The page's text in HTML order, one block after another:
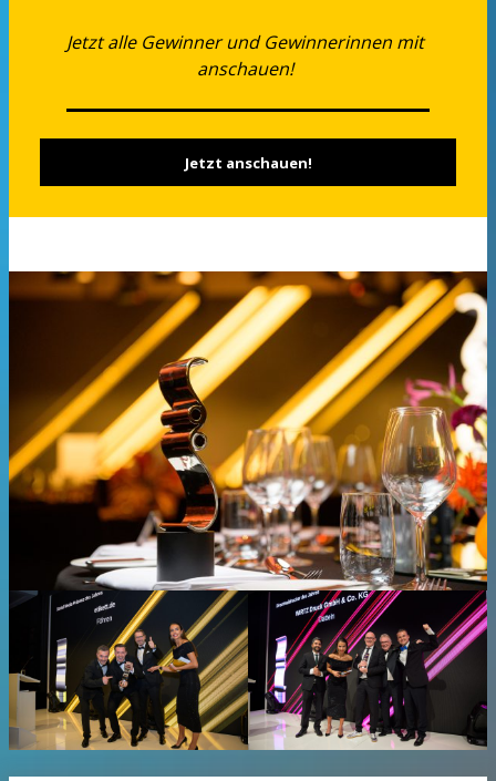
Jetzt alle Gewinner und Gewinnerinnen mit
anschauen!
Jetzt anschauen!